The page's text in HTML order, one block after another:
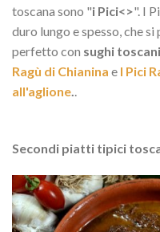
toscana sono "i Pici<>". I
duro lungo e spesso, che
perfetto con sughi toscani
Ragù di Chianina e I Pici
all'aglione..
Secondi piatti tipici